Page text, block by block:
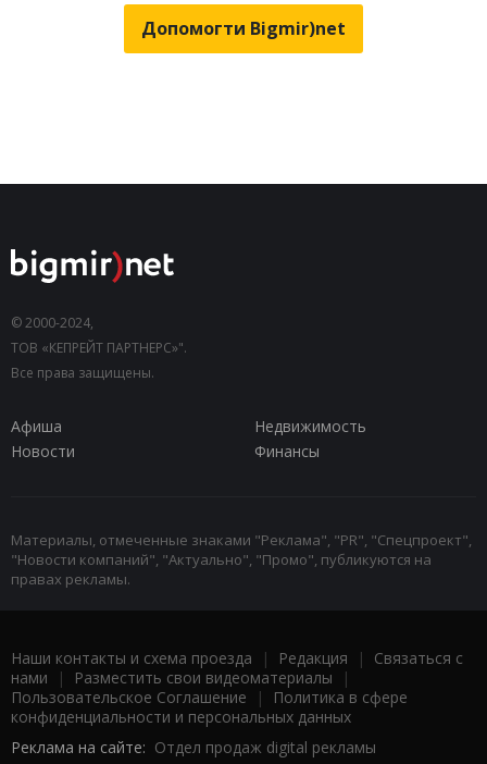
Допомогти Bigmir)net
© 2000-2024,
ТОВ «КЕПРЕЙТ ПАРТНЕРС»".
Все права защищены.
Афиша
Недвижимость
Новости
Финансы
Материалы, отмеченные знаками "Реклама", "PR", "Спецпроект",
"Новости компаний", "Актуально", "Промо", публикуются на
правах рекламы.
Наши контакты и схема проезда | Редакция | Связаться с
нами | Разместить свои видеоматериалы |
Пользовательское Соглашение |
Политика в сфере
конфиденциальности и персональных данных
Реклама на сайте: Отдел продаж digital рекламы